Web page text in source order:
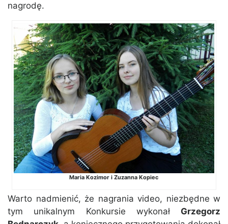
nagrodę.
Maria Kozimor i Zuzanna Kopiec
Warto nadmienić, że nagrania video, niezbędne w
tym unikalnym Konkursie wykonał Grzegorz